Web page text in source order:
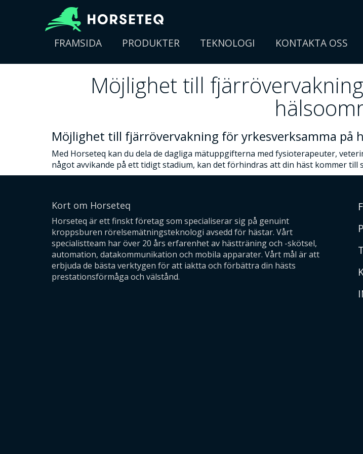
FRAMSIDA PRODUKTER TEKNOLOGI KONTAKTA OSS
Möjlighet till
Möjlighet till fjärrövervakning för yrkesverksamma på
Med Horseteq kan du dela de dagliga mätuppgifterna med fysioterapeuter,
något avvikande på ett tidigt stadium, kan det förhindras att din häst kommer till
Kort om Horseteq
Horseteq är ett finskt företag som specialiserar sig på genuint
kroppsburen rörelsemätningsteknologi avsedd för hästar. Vårt
specialistteam har över 20 års erfarenhet av hästträning och -skötsel,
automation, datakommunikation och mobila apparater. Vårt mål är att
erbjuda de bästa verktygen för att iaktta och förbättra din hästs
prestationsförmåga och välstånd.